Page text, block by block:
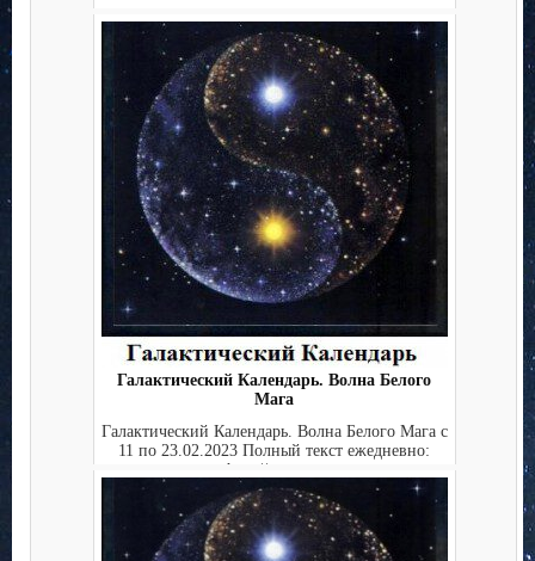
Галактический Календарь. Волна Белого
Мага
Галактический Календарь. Волна Белого Мага с
11 по 23.02.2023 Полный текст ежедневно:
http://starga...